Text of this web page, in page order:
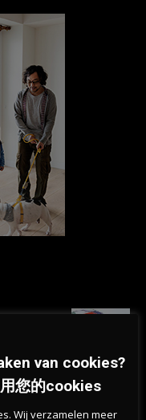
van cookies?
您的cookies
Wij verzamelen meer